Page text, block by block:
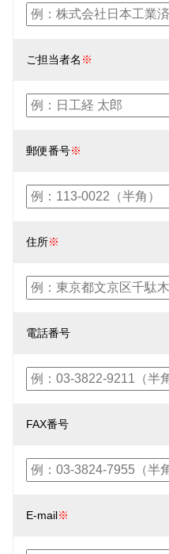
ご担当者名 ※
郵便番号※
住所※
電話番号
FAX番号
E-mail※